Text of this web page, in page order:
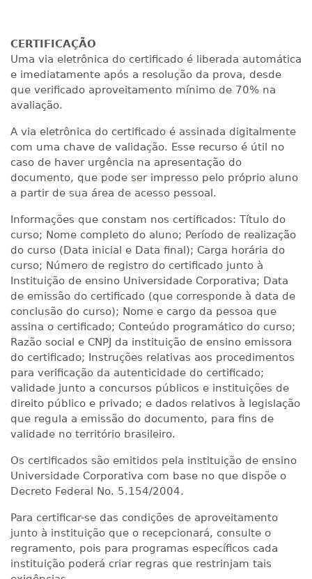
CERTIFICAÇÃO
Uma via eletrônica do certificado é liberada automática
e imediatamente após a resolução da prova, desde
que verificado aproveitamento mínimo de 70% na
avaliação.
A via eletrônica do certificado é assinada digitalmente
com uma chave de validação. Esse recurso é útil no
caso de haver urgência na apresentação do
documento, que pode ser impresso pelo próprio aluno
a partir de sua área de acesso pessoal.
Informações que constam nos certificados: Título do
curso; Nome completo do aluno; Período de realização
do curso (Data inicial e Data final); Carga horária do
curso; Número de registro do certificado junto à
Instituição de ensino Universidade Corporativa; Data
de emissão do certificado (que corresponde à data de
conclusão do curso); Nome e cargo da pessoa que
assina o certificado; Conteúdo programático do curso;
Razão social e CNPJ da instituição de ensino emissora
do certificado; Instruções relativas aos procedimentos
para verificação da autenticidade do certificado;
validade junto a concursos públicos e instituições de
direito público e privado; e dados relativos à legislação
que regula a emissão do documento, para fins de
validade no território brasileiro.
Os certificados são emitidos pela instituição de ensino
Universidade Corporativa com base no que dispõe o
Decreto Federal No. 5.154/2004.
Para certificar-se das condições de aproveitamento
junto à instituição que o recepcionará, consulte o
regramento, pois para programas específicos cada
instituição poderá criar regras que restrinjam tais